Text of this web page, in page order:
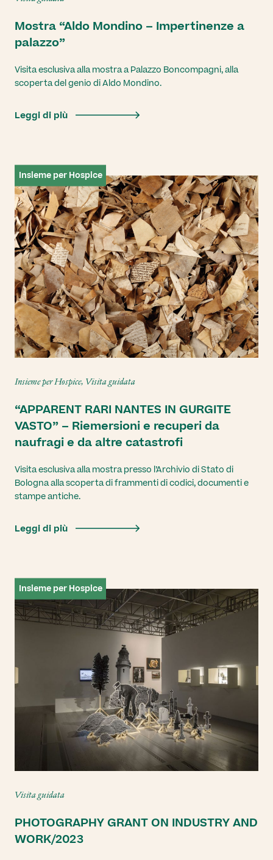
Mostra “Aldo Mondino – Impertinenze a
palazzo”
Visita esclusiva alla mostra a Palazzo Boncompagni, alla
scoperta del genio di Aldo Mondino.
Leggi di più
Insieme per Hospice
Insieme per Hospice, Visita guidata
“APPARENT RARI NANTES IN GURGITE
VASTO” – Riemersioni e recuperi da
naufragi e da altre catastrofi
Visita esclusiva alla mostra presso l’Archivio di Stato di
Bologna alla scoperta di frammenti di codici, documenti e
stampe antiche.
Leggi di più
Insieme per Hospice
Visita guidata
PHOTOGRAPHY GRANT ON INDUSTRY AND
WORK/2023